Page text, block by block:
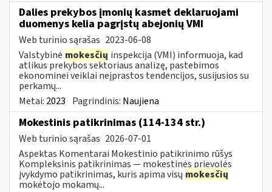
Dalies prekybos įmonių kasmet deklaruojami
duomenys kelia pagrįstų abejonių VMI
Web turinio sąrašas 2023-06-08
Valstybinė mokesčių inspekcija (VMI) informuoja, kad
atlikus prekybos sektoriaus analizę, pastebimos
ekonominei veiklai neįprastos tendencijos, susijusios su
perkamų...
Metai: 2023 Pagrindinis: Naujiena
Mokestinis patikrinimas (114-134 str.)
Web turinio sąrašas 2026-07-01
Aspektas Komentarai Mokestinio patikrinimo rūšys
Kompleksinis patikrinimas — mokestinės prievolės
įvykdymo patikrinimas, kuris apima visų mokesčių
mokėtojo mokamų...